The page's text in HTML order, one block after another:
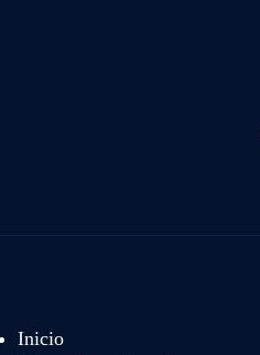
Inicio